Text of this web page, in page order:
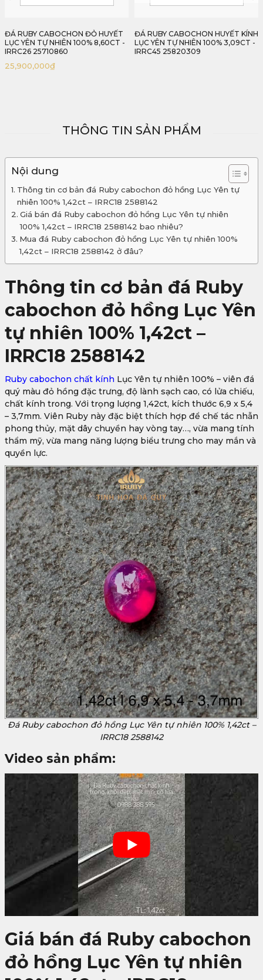
ĐÁ RUBY CABOCHON HUYẾT KÍNH
LỤC YÊN TỰ NHIÊN 100% 3,09CT -
IRRC45 25820309
ĐÁ RUBY CABOCHON HUYẾT KÍNH
LỤC YÊN TỰ NHIÊN 100% 2,60CT -
IRRC36 25818260
THÔNG TIN SẢN PHẨM
Nội dung
Thông tin cơ bản đá Ruby cabochon đỏ hồng Lục Yên tự
nhiên 100% 1,42ct – IRRC18 2588142
Giá bán đá Ruby cabochon đỏ hồng Lục Yên tự nhiên
100% 1,42ct – IRRC18 2588142 bao nhiêu?
Mua đá Ruby cabochon đỏ hồng Lục Yên tự nhiên 100%
1,42ct – IRRC18 2588142 ở đâu?
Thông tin cơ bản đá Ruby
cabochon đỏ hồng Lục Yên
tự nhiên 100% 1,42ct –
IRRC18 2588142
Ruby cabochon chất kính Lục Yên tự nhiên 100% – viên đá
quý màu đỏ hồng đặc trưng, độ lành sạch cao, có lửa chiếu,
chất kính trong. Với trọng lượng 1,42ct, kích thước 6,9 x 5,4
– 3,7mm. Viên Ruby này đặc biệt thích hợp để chế tác nhẫn
phong thủy, mặt dây chuyền hay vòng tay…, vừa mang tính
thẩm mỹ, vừa mang năng lượng biểu trưng cho may mắn và
quyền lực.
Đá Ruby cabochon đỏ hồng Lục Yên tự nhiên 100% 1,42ct –
IRRC18 2588142
Video sản phẩm:
Giá bán đá Ruby cabochon
đỏ hồng Lục Yên tự nhiên